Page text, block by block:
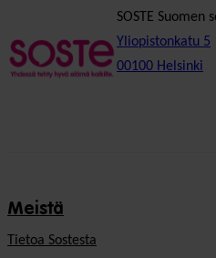
SOSTE Suomen
Yliopistonkatu 5
00100 Helsinki
Meistä
Tietoa Sostesta